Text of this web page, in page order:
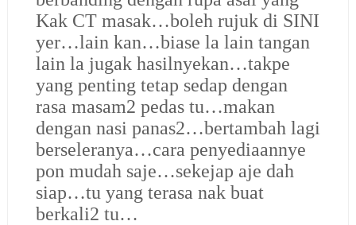
Kak CT masak…boleh rujuk di SINI
yer…lain kan…biase la lain tangan
lain la jugak hasilnyekan…takpe
yang penting tetap sedap dengan
rasa masam2 pedas tu…makan
dengan nasi panas2…bertambah lagi
berseleranya…cara penyediaannye
pon mudah saje…sekejap aje dah
siap…tu yang terasa nak buat
berkali2 tu…